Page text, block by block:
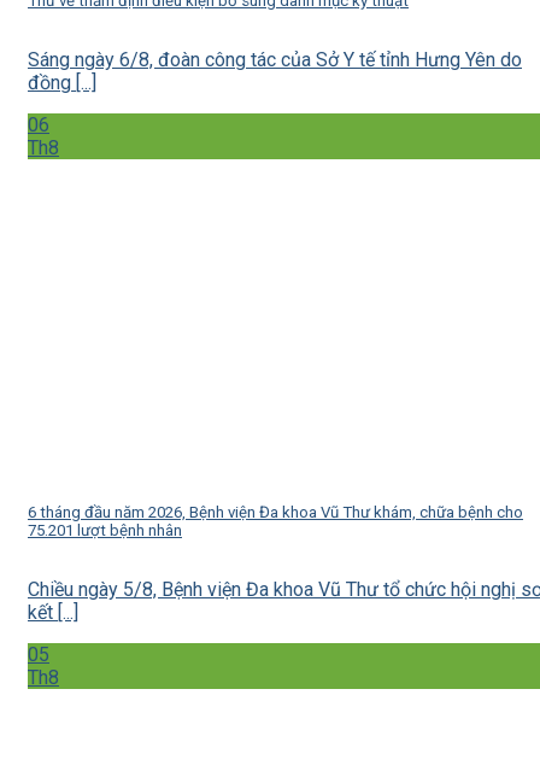
Sáng ngày 6/8, đoàn công tác của Sở Y tế tỉnh Hưng Yên do
đồng [...]
06
Th8
6 tháng đầu năm 2026, Bệnh viện Đa khoa Vũ Thư khám, chữa bệnh cho
75.201 lượt bệnh nhân
Chiều ngày 5/8, Bệnh viện Đa khoa Vũ Thư tổ chức hội nghị
kết [...]
05
Th8